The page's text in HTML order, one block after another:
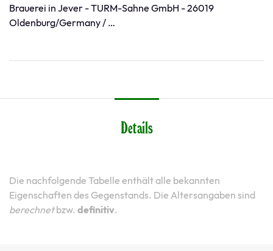
Brauerei in Jever - TURM-Sahne GmbH - 26019
Oldenburg/Germany / …
Details
Die nachfolgende Tabelle enthält alle bekannten
Eigenschaften des Gegenstands. Die Altersangaben sind
berechnetbzw. definitiv.